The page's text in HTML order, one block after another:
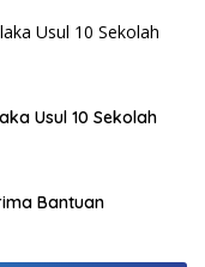
Usul 10 Sekolah
Bantuan